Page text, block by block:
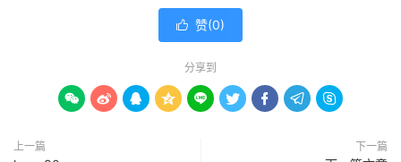
 赞(0)
分享到
        
上一篇 下一篇